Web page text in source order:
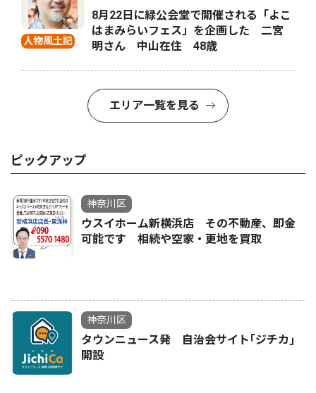
人物風土記
8月22日に緑公会堂で開催される「よこ
はまみらいフェス」を企画した 二宮
明さん 中山在住 48歳
エリア一覧を見る
ピックアップ
神奈川区
ウスイホーム新横浜店 その不動産、即金
可能です 相続や空家・更地を買取
神奈川区
タウンニュース発 自治会サイト｢ジチカ｣
開設